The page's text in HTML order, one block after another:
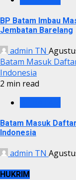
BP Batam Imbau
Jembatan Barelang
admin TN
Batam Masuk
Indonesia
2 min read
Batam Masuk
Indonesia
admin TN
HUKRIM